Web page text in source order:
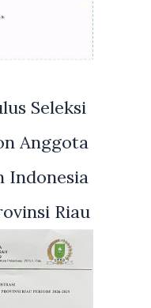
Seleksi
Anggota
Indonesia
Riau